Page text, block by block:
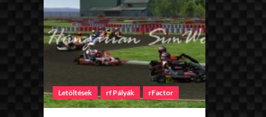
Letöltések rf Pályák rFactor